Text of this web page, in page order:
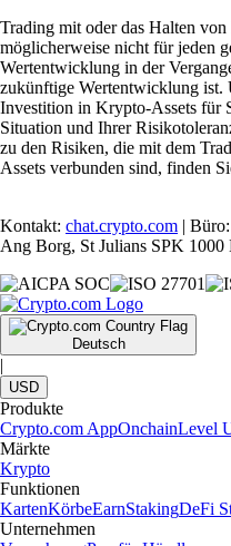
Trading mit oder das Halten
möglicherweise nicht für jeden
Wertentwicklung in der
zukünftige Wertentwicklung ist.
Investition in Krypto-Assets für
Situation und Ihrer
zu den Risiken, die mit dem
Assets verbunden sind, finden
Kontakt: chat.crypto.com |
Ang Borg, St Julians SPK 1000
Deutsch
|
USD
Produkte
Crypto.com AppOnchainLevel
Märkte
Krypto
Funktionen
KartenKörbeEarnStakingDeFi
Unternehmen